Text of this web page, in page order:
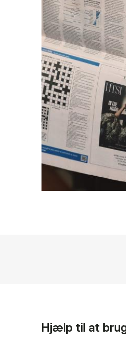
Hjælp til at